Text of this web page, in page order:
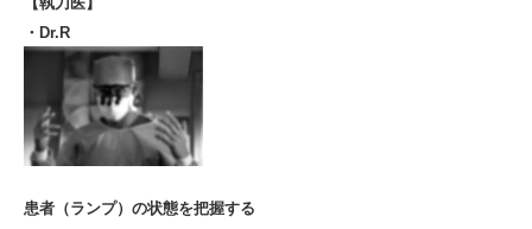
・Dr.R
患者（ランプ）の状態を把握する